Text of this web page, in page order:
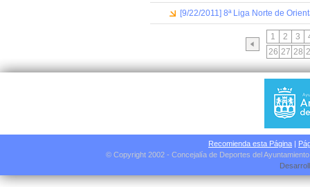
[9/22/2011] 8ª Liga Norte de
1 2 3
26 27 28
Recomienda esta Página |
© Copyright 2002 - Concejalía de Deportes del